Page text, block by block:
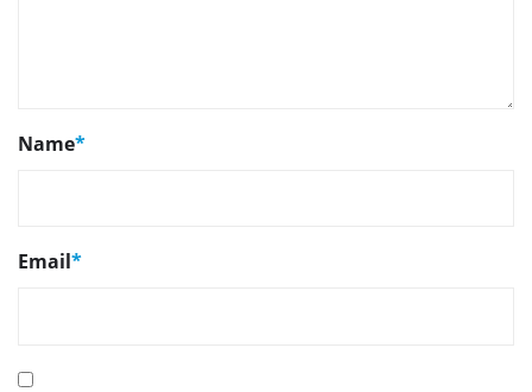
Name*
Email*